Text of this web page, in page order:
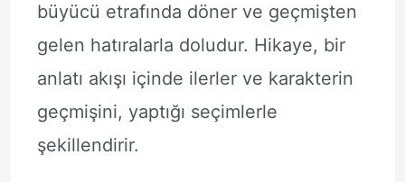
büyücü etrafında döner ve geçmişten
gelen hatıralarla doludur. Hikaye, bir
anlatı akışı içinde ilerler ve karakterin
geçmişini, yaptığı seçimlerle
şekillendirir.